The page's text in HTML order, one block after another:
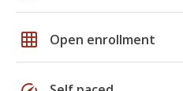
grid_on Open enrollment